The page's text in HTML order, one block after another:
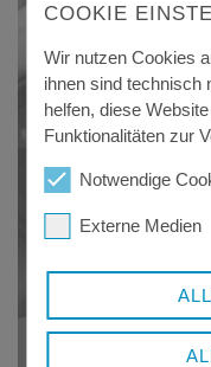
COOKIE
Wir nutzen Cookies
ihnen sind technisch
helfen, diese
Funktionalitäten zur
Notwendige
Externe Medien